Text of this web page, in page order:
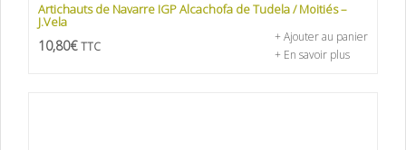
Artichauts de Navarre IGP Alcachofa de Tudela / Moitiés –
J.Vela
10,80€ TTC
+ Ajouter au panier
+ En savoir plus